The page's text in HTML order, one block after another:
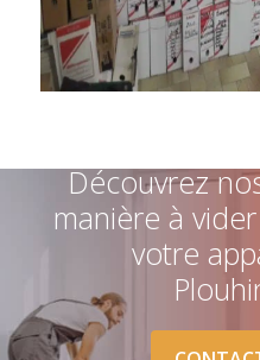
Découvrez
manière à
votre